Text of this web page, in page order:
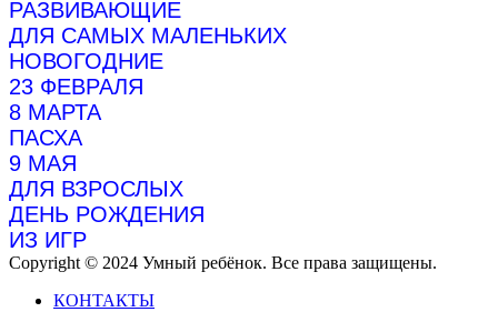
РАЗВИВАЮЩИЕ
ДЛЯ САМЫХ МАЛЕНЬКИХ
НОВОГОДНИЕ
23 ФЕВРАЛЯ
8 МАРТА
ПАСХА
9 МАЯ
ДЛЯ ВЗРОСЛЫХ
ДЕНЬ РОЖДЕНИЯ
ИЗ ИГР
Copyright © 2024 Умный ребёнок. Все права защищены.
КОНТАКТЫ